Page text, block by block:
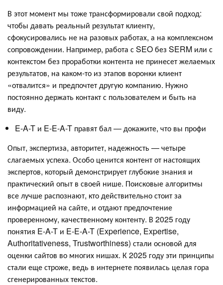
В этот момент мы тоже трансформировали свой подход:
чтобы давать реальный результат клиенту,
сфокусировались не на разовых работах, а на комплексном
сопровождении. Например, работа с SEO без SERM или с
контекстом без проработки контента не принесет желаемых
результатов, на каком-то из этапов воронки клиент
«отвалится» и предпочтет другую компанию. Нужно
постоянно держать контакт с пользователем и быть на
виду.
E-A-T и E-E-A-T правят бал — докажите, что вы профи
Опыт, экспертиза, авторитет, надежность — четыре
слагаемых успеха. Особо ценится контент от настоящих
экспертов, который демонстрирует глубокие знания и
практический опыт в своей нише. Поисковые алгоритмы
все лучше распознают, кто действительно стоит за
информацией на сайте, и отдают предпочтение
проверенному, качественному контенту. В 2025 году
понятия E-A-T и E-E-A-T (Experience, Expertise,
Authoritativeness, Trustworthiness) стали основой для
оценки сайтов во многих нишах. К 2025 году эти принципы
стали еще строже, ведь в интернете появилась целая гора
сгенерированных текстов.